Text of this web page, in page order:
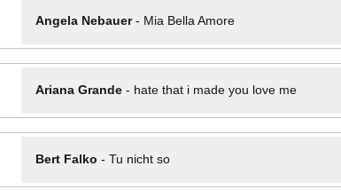
Angela Nebauer- Mia Bella Amore
Ariana Grande- hate that i made you love me
Bert Falko - Tu nicht so